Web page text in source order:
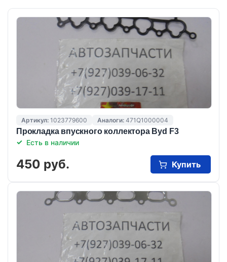
Артикул: 1023779600 Аналоги: 471Q1000004
Прокладка впускного коллектора Byd F3
Есть в наличии
450 руб. Купить